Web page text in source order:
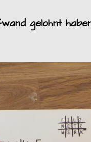
gelohnt